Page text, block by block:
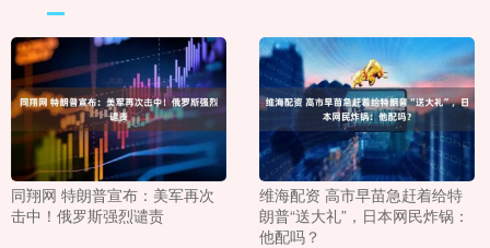
同翔网 特朗普宣布：美军再次
击中！俄罗斯强烈谴责
维海配资 高市早苗急赶着给特
朗普“送大礼”，日本网民炸锅：
他配吗？